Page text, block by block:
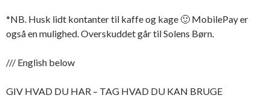
*NB. Husk lidt kontanter til kaffe og kage 🙂 MobilePay er
også en mulighed. Overskuddet går til Solens Børn.
/// English below
GIV HVAD DU HAR – TAG HVAD DU KAN BRUGE